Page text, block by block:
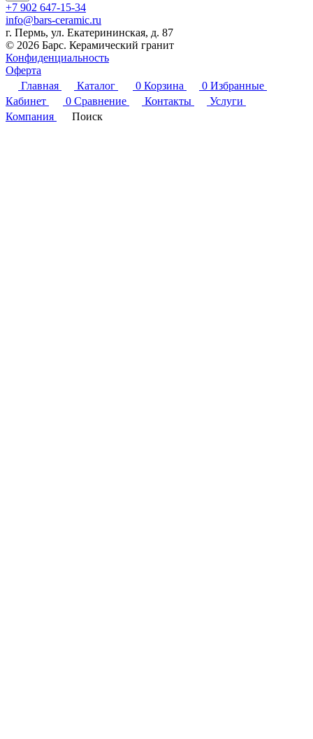
+7 902 647-15-34
info@bars-ceramic.ru
г. Пермь, ул. Екатерининская, д. 87
© 2026 Барс. Керамический гранит
Конфиденциальность
Оферта
Главная
Каталог 0 Корзина 0 Избранные
Кабинет
0 Сравнение Контакты
Услуги
Компания
Поиск